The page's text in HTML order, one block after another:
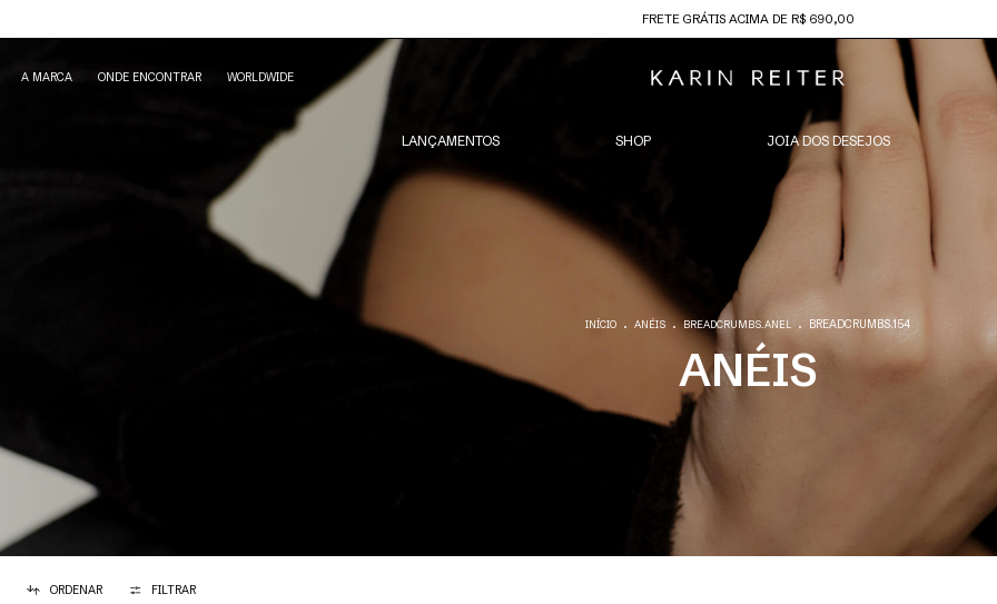
FRETE GRÁTIS ACIMA DE R$ 690,00
A MARCA ONDE ENCONTRAR WORLDWIDE
LANÇAMENTOS SHOP JOIA DOS DESEJOS
INÍCIO . ANÉIS . BREADCRUMBS.ANEL . BREADCRUMBS.154
ANÉIS
ORDENAR FILTRAR